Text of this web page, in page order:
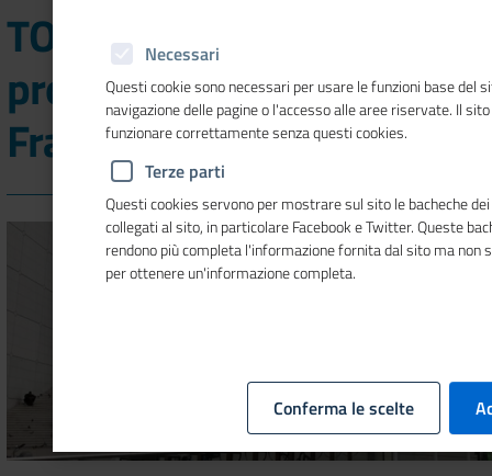
TORINO - Come vendere
prodotti agro-alimentari in
Francia: webinar
Necessari
Questi cookie sono necessari per usare le funzioni base del
navigazione delle pagine o l'accesso alle aree riservate. Il
funzionare correttamente senza questi cookies.
Terze parti
Questi cookies servono per mostrare sul sito le bacheche
collegati al sito, in particolare Facebook e Twitter. Queste
rendono più completa l'informazione fornita dal sito ma non
per ottenere un'informazione completa.
Conferma le scelte